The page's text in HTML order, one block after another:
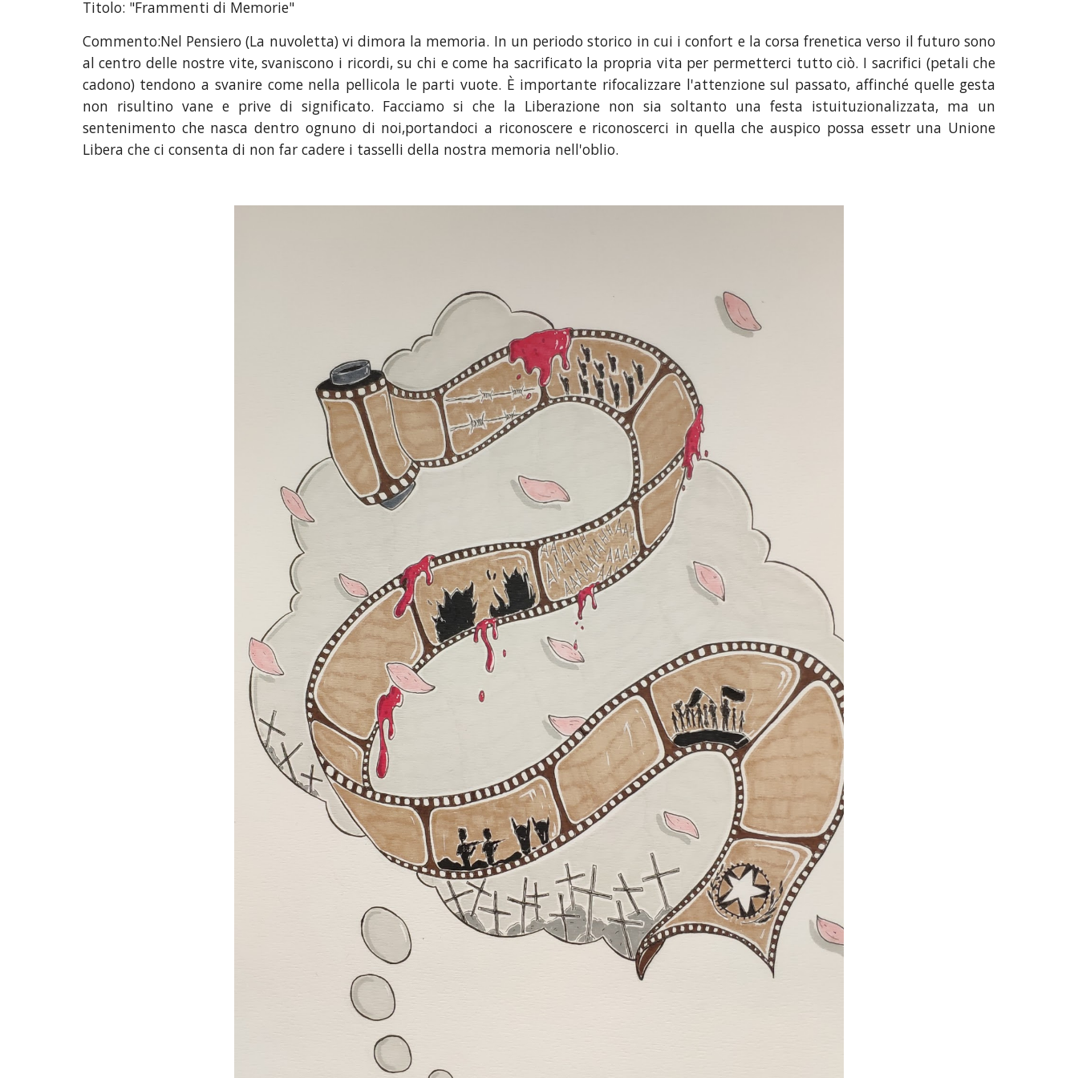
Titolo: "Frammenti di Memorie"
Commento:Nel Pensiero (La nuvoletta) vi dimora la memoria. In un periodo storico in cui i confort e la corsa frenetica verso il futuro sono
al centro delle nostre vite, svaniscono i ricordi, su chi e come ha sacrificato la propria vita per permetterci tutto ciò. I sacrifici (petali che
cadono) tendono a svanire come nella pellicola le parti vuote. È importante rifocalizzare l'attenzione sul passato, affinché quelle gesta
non risultino vane e prive di significato. Facciamo si che la Liberazione non sia soltanto una festa istuituzionalizzata, ma un
sentenimento che nasca dentro ognuno di noi,portandoci a riconoscere e riconoscerci in quella che auspico possa essetr una Unione
Libera che ci consenta di non far cadere i tasselli della nostra memoria nell'oblio.